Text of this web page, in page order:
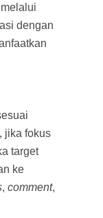
dengan
jika fokus
target
ke
, comment,